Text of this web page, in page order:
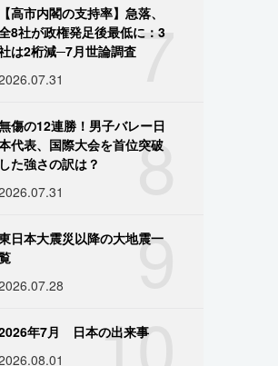
7
【高市内閣の支持率】急落、
8社が政権発足後最低に：3
は2桁減─7月世論調査
8
傷の12連勝！男子バレー日
代表、国際大会を首位突破
した強さの訳は？
9
日本大震災以降の大地震一
覧
10
年7月 日本の出来事